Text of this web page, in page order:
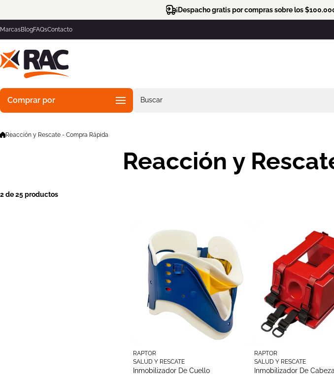
¡Despacho gratis por compras sobre los
MarcasBlogFAQsContacto
Comprar por Buscar
Reacción y Rescate - Compra Rápida
Reacción y
2 de 25 productos
RAPTOR
SALUD Y RESCATE
Inmobilizador De Cuello
RAPTOR
SALUD Y RESCATE
Inmobilizador De Cabeza